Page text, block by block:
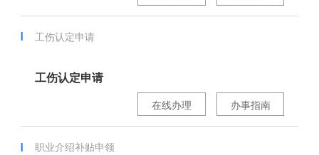
工伤认定申请
工伤认定申请
办事指南
在线办理
职业介绍补贴申领